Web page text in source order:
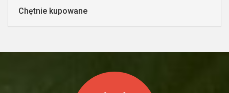
Chętnie kupowane